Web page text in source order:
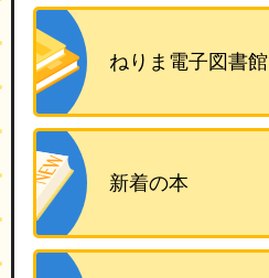
ねりま電子図書館
新着の本